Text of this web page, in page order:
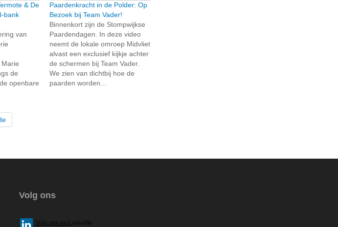
& De
bank
van
de
openbare
Paardenkracht in de Polder: Op
Bezoek bij Team Vader!
Binnenkort zijn de Stompwijkse
Paardendagen. In deze video
neemt de lokale omroep Midvliet
alvast een exclusief kijkje achter
de schermen bij Team Vader.
We zien van dichtbij hoe de
paarden worden...
Volg ons
Volg ons op L inkedIn